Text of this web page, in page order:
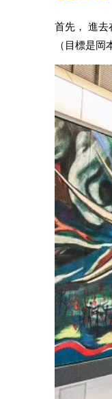
首先， 進去
（目標是岡